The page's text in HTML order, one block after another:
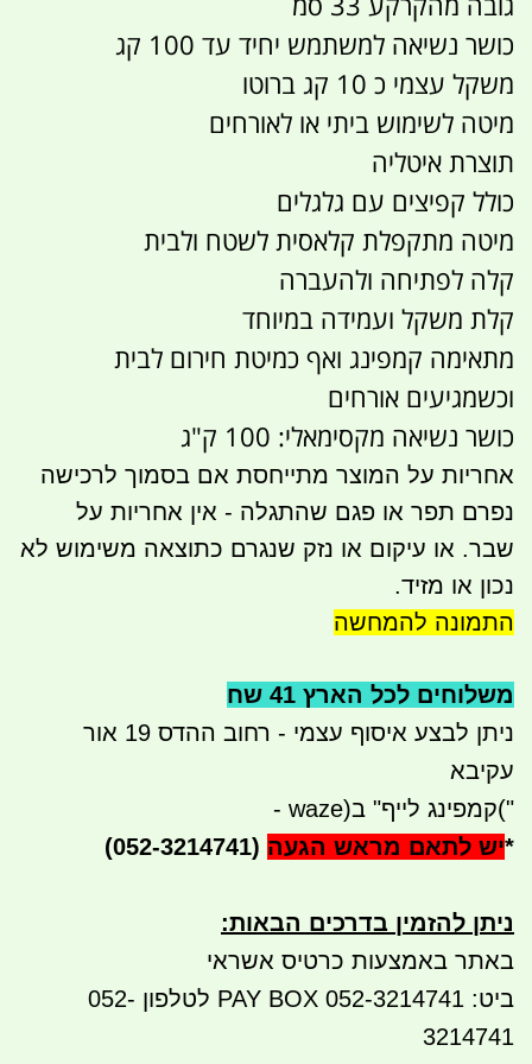
כושר נשיאה למשתמש יחיד עד 100 קג
משקל עצמי כ 10 קג ברוטו
מיטה לשימוש ביתי או לאורחים
תוצרת איטליה
כולל קפיצים עם גלגלים
מיטה מתקפלת קלאסית לשטח ולבית
קלה לפתיחה ולהעברה
קלת משקל ועמידה במיוחד
מתאימה קמפינג ואף כמיטת חירום לבית
וכשמגיעים אורחים
כושר נשיאה מקסימאלי: 100 ק"ג
אחריות על המוצר מתייחסת אם בסמוך לרכישה
נפרם תפר או פגם שהתגלה - אין אחריות על
שבר. או עיקום או נזק שנגרם כתוצאה משימוש לא
נכון או מזיד.
התמונה להמחשה
משלוחים לכל הארץ 41 שח
ניתן לבצע איסוף עצמי - רחוב ההדס 19 אור
עקיבא
("קמפינג לייף" ב- waze)
*יש לתאם מראש הגעה (052-3214741)
ניתן להזמין בדרכים הבאות:
באתר באמצעות כרטיס אשראי
ביט: 052-3214741 PAY BOX לטלפון 052-
3214741